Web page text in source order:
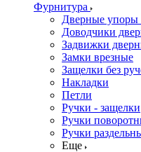
Фурнитура
Дверные упоры
Доводчики
Задвижки
Замки врезные
Защелки без
Накладки
Петли
Ручки - защелки
Ручки
Ручки
Еще